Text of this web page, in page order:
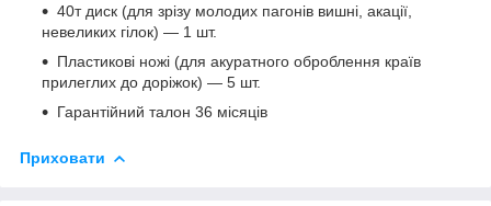
40т диск (для зрізу молодих пагонів вишні, акації,
невеликих гілок) — 1 шт.
Пластикові ножі (для акуратного оброблення країв
прилеглих до доріжок) — 5 шт.
Гарантійний талон 36 місяців
Приховати